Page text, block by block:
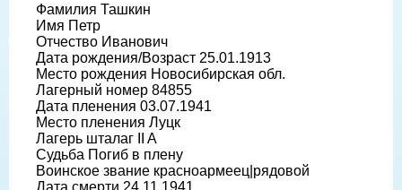
Фамилия Ташкин
Имя Петр
Отчество Иванович
Дата рождения/Возраст 25.01.1913
Место рождения Новосибирская обл.
Лагерный номер 84855
Дата пленения 03.07.1941
Место пленения Луцк
Лагерь шталаг II A
Судьба Погиб в плену
Воинское звание красноармеец|рядовой
Дата смерти 24.11.1941